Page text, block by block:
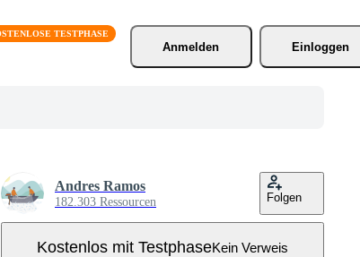
Anmelden
Einloggen
Andres Ramos
182.303 Ressourcen Folgen
Kostenlos mit TestphaseKein Verweis